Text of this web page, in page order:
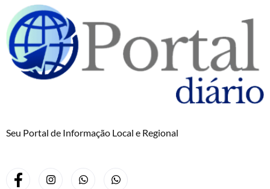
Seu Portal de Informação Local e Regional